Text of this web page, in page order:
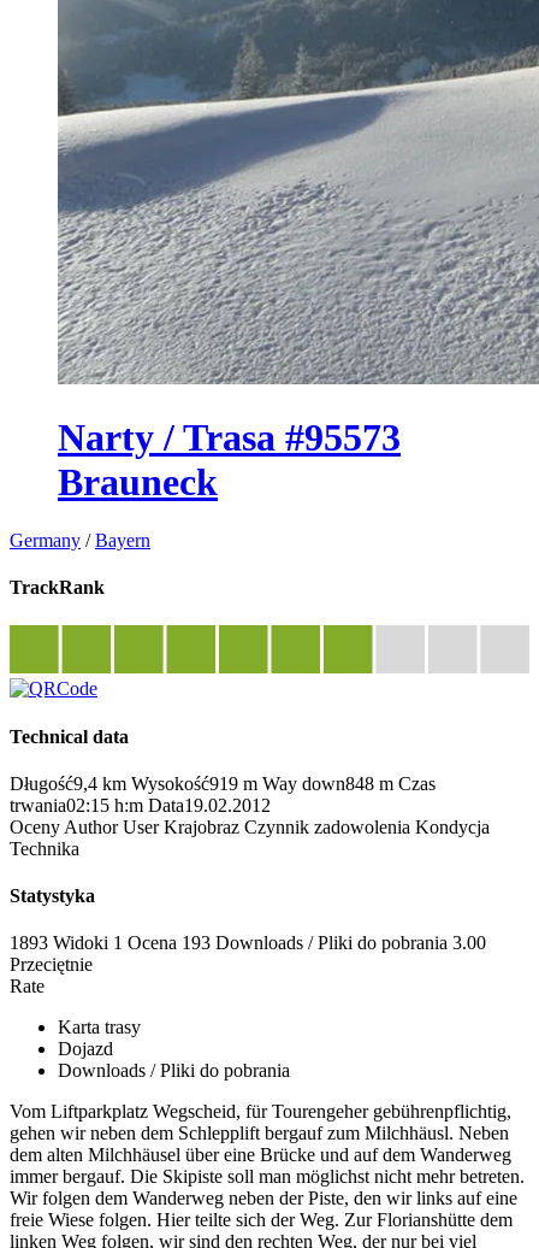
Narty / Trasa #95573
Brauneck
Germany /Bayern
TrackRank
Technical data
Długość9,4 km Wysokość919 m Way down848 m Czas
trwania02:15 h:m Data19.02.2012
Oceny Author User Krajobraz Czynnik zadowolenia Kondycja
Technika
Statystyka
1893 Widoki 1 Ocena 193 Downloads / Pliki do pobrania 3.00
Przeciętnie
Rate
Karta trasy
Dojazd
Downloads / Pliki do pobrania
Vom Liftparkplatz Wegscheid, für Tourengeher gebührenpflichtig,
gehen wir neben dem Schlepplift bergauf zum Milchhäusl. Neben
dem alten Milchhäusel über eine Brücke und auf dem Wanderweg
immer bergauf. Die Skipiste soll man möglichst nicht mehr betreten.
Wir folgen dem Wanderweg neben der Piste, den wir links auf eine
freie Wiese folgen. Hier teilte sich der Weg. Zur Florianshütte dem
linken Weg folgen, wir sind den rechten Weg, der nur bei viel